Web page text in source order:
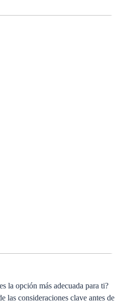
la opción más adecuada para ti?
las consideraciones clave antes de